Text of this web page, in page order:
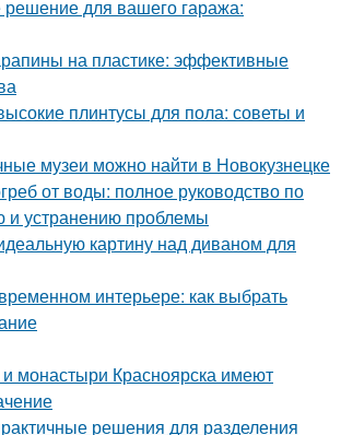
для вашего гаража:
на пластике: эффективные
плинтусы для пола: советы и
музеи можно найти в Новокузнецке
от воды: полное руководство по
и устранению проблемы
картину над диваном для
интерьере: как выбрать
и монастыри Красноярска имеют
решения для разделения